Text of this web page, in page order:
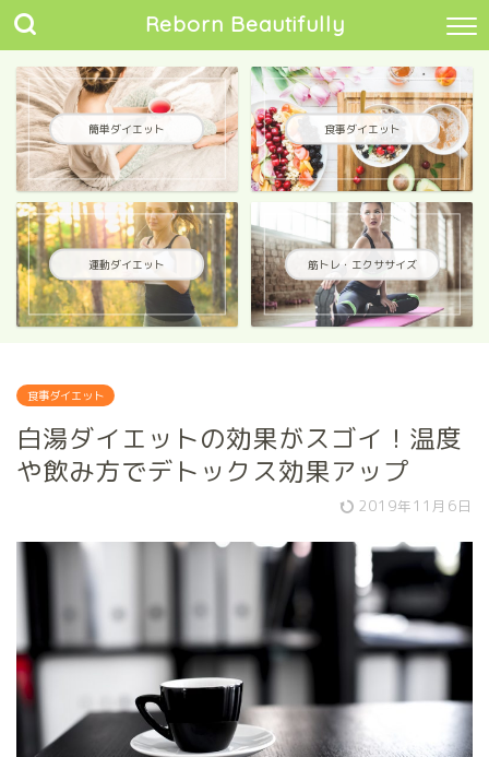
Reborn Beautifully
簡単ダイエット 食事ダイエット
運動ダイエット 筋トレ・エクササイズ
食事ダイエット
白湯ダイエットの効果がスゴイ！温度
や飲み方でデトックス効果アップ
2019年11月6日